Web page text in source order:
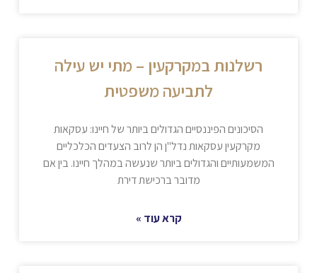
רשלנות במקרקעין – מתי יש עילה
לתביעה משפטית
הסיכונים הפיננסיים הגדולים ביותר של חיינו: עסקאות
מקרקעין עסקאות נדל"ן הן לרוב הצעדים הכלכליים
המשמעותיים והגדולים ביותר שנעשה במהלך חיינו. בין אם
מדובר ברכישת דירת
קרא עוד »